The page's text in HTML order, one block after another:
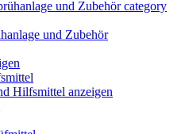
und Zubehör
Hilfsmittel anzeigen